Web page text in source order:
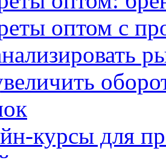
оптом с
курсы для